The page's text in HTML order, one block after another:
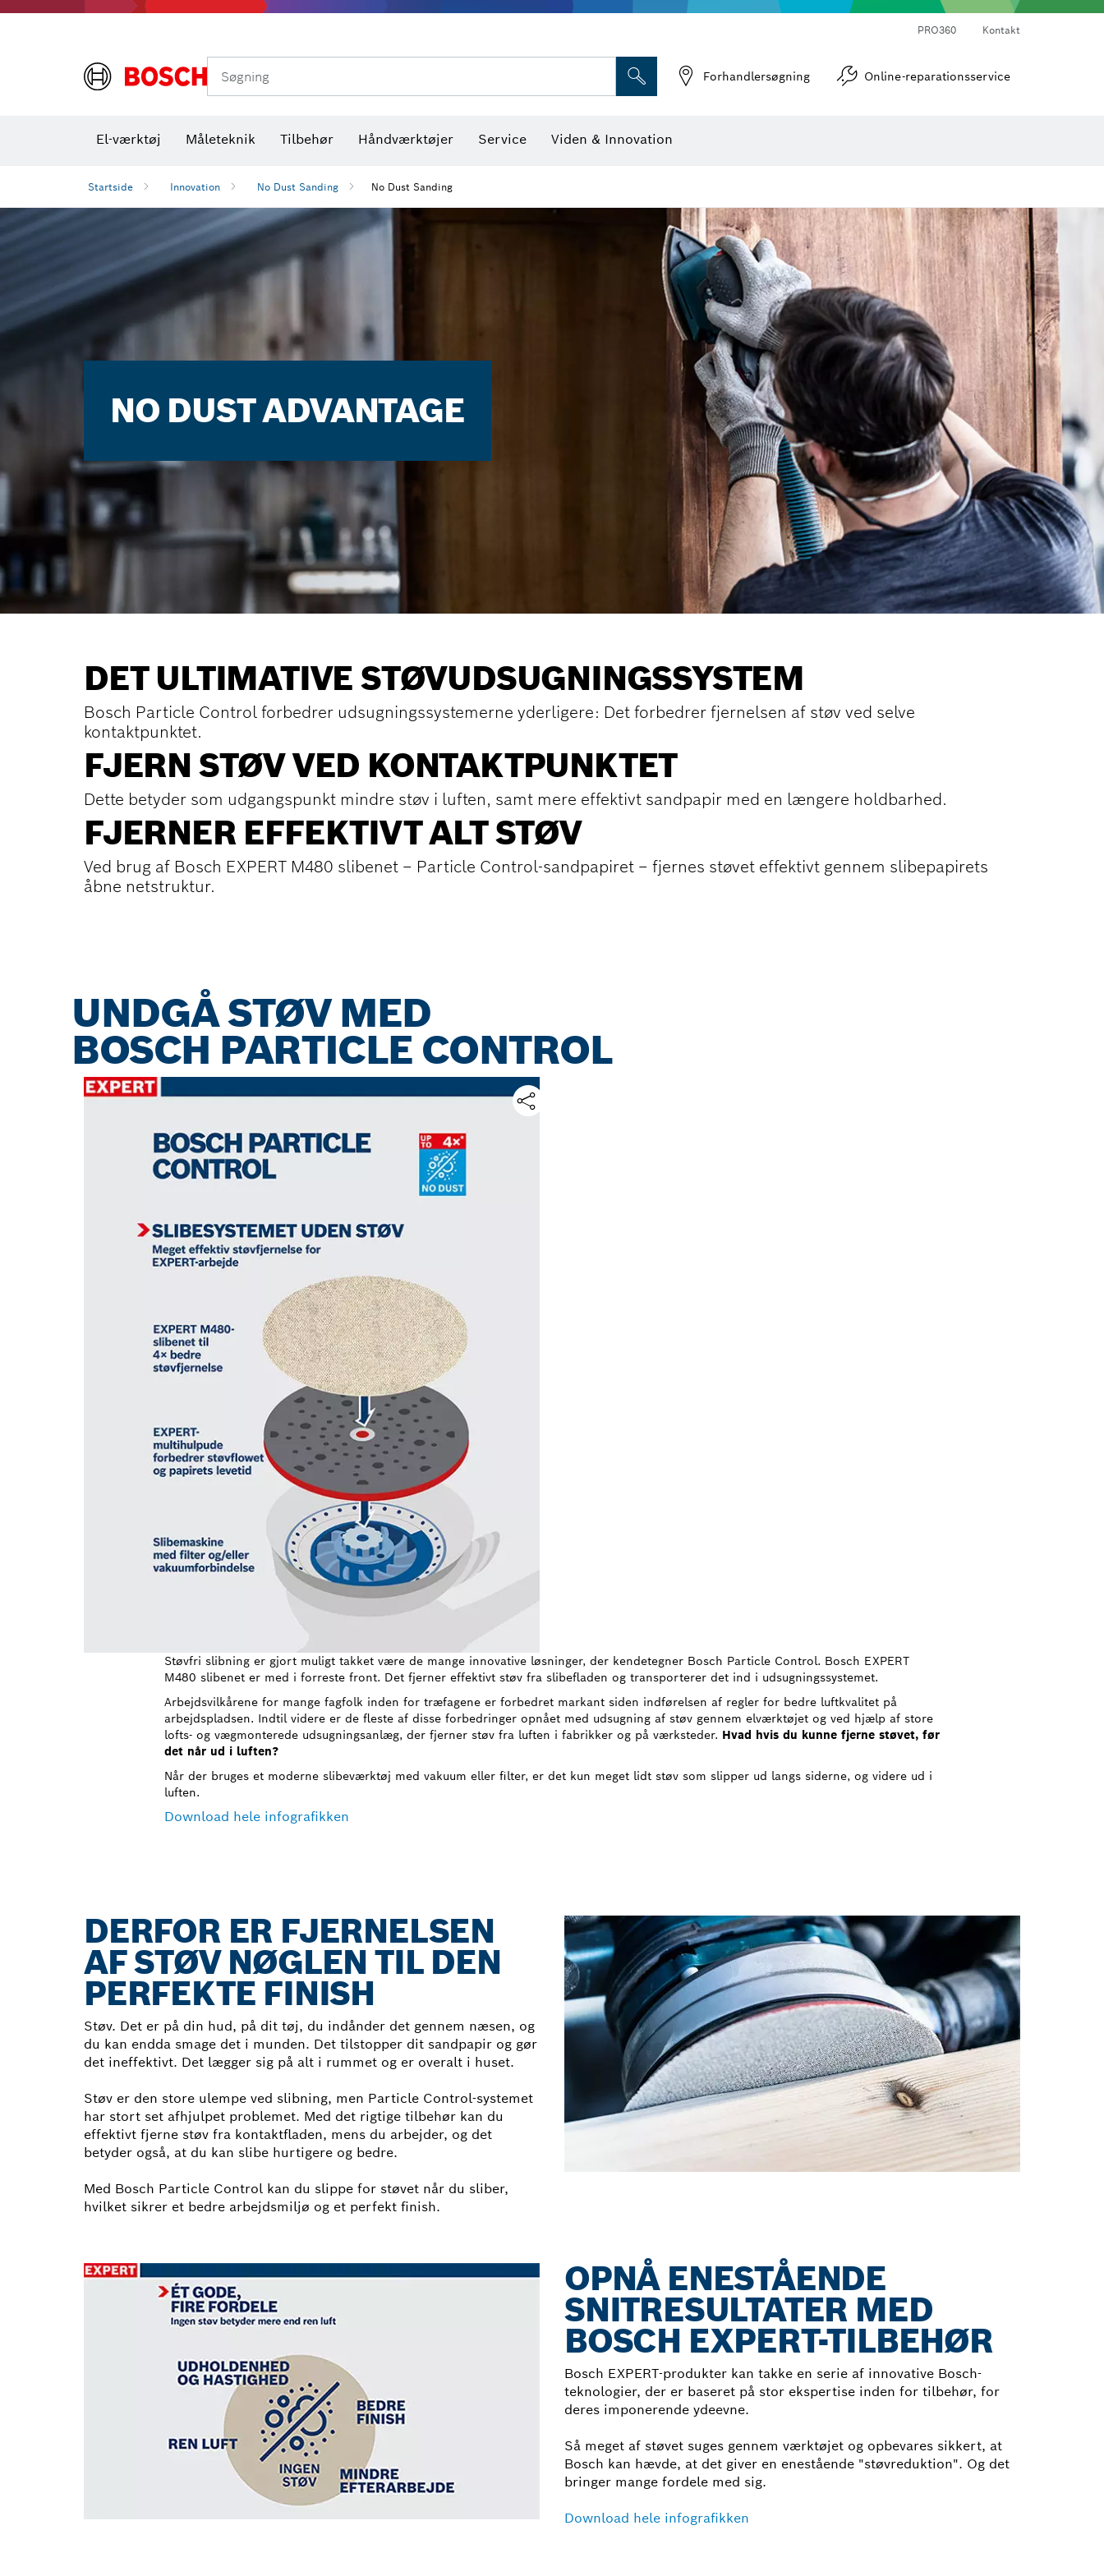
PRO360 Kontakt
Søgning Forhandlersøgning Online-reparationsservice
El-værktøj Måleteknik Tilbehør Håndværktøjer Service Viden & Innovation
Startside Innovation No Dust Sanding No Dust Sanding
NO DUST ADVANTAGE
DET ULTIMATIVE STØV­UDSUG­NINGS­SYSTEM
Bosch Particle Control forbedrer udsugningssystemerne yderligere: Det forbedrer fjernelsen af støv ved selve
kontaktpunktet.
FJERN STØV VED KONTAKTPUNKTET
Dette betyder som udgangspunkt mindre støv i luften, samt mere effektivt sandpapir med en længere holdbarhed.
FJERNER EFFEKTIVT ALT STØV
Ved brug af Bosch EXPERT M480 slibenet – Particle Control-sandpapiret – fjernes støvet effektivt gennem slibepapirets
åbne netstruktur.
UNDGÅ STØV MED
BOSCH PARTICLE CONTROL
Støvfri slibning er gjort muligt takket være de mange innovative løsninger, der kendetegner Bosch Particle Control. Bosch EXPERT
M480 slibenet er med i forreste front. Det fjerner effektivt støv fra slibefladen og transporterer det ind i udsugningssystemet.
Arbejdsvilkårene for mange fagfolk inden for træfagene er forbedret markant siden indførelsen af regler for bedre luftkvalitet på
arbejdspladsen. Indtil videre er de fleste af disse forbedringer opnået med udsugning af støv gennem elværktøjet og ved hjælp af store
lofts- og vægmonterede udsugningsanlæg, der fjerner støv fra luften i fabrikker og på værksteder. Hvad hvis du kunne fjerne støvet, før
det når ud i luften?
Når der bruges et moderne slibeværktøj med vakuum eller filter, er det kun meget lidt støv som slipper ud langs siderne, og videre ud i
luften.
Download hele infografikken
DERFOR ER FJERNELSEN
AF STØV NØGLEN TIL DEN
PERFEKTE FINISH
Støv. Det er på din hud, på dit tøj, du indånder det gennem næsen, og
du kan endda smage det i munden. Det tilstopper dit sandpapir og gør
det ineffektivt. Det lægger sig på alt i rummet og er overalt i huset.
Støv er den store ulempe ved slibning, men Particle Control-systemet
har stort set afhjulpet problemet. Med det rigtige tilbehør kan du
effektivt fjerne støv fra kontaktfladen, mens du arbejder, og det
betyder også, at du kan slibe hurtigere og bedre.
Med Bosch Particle Control kan du slippe for støvet når du sliber,
hvilket sikrer et bedre arbejdsmiljø og et perfekt finish.
OPNÅ ENESTÅENDE
SNITRESULTATER MED
BOSCH EXPERT-TILBEHØR
Bosch EXPERT-produkter kan takke en serie af innovative Bosch-
teknologier, der er baseret på stor ekspertise inden for tilbehør, for
deres imponerende ydeevne.
Så meget af støvet suges gennem værktøjet og opbevares sikkert, at
Bosch kan hævde, at det giver en enestående "støvreduktion". Og det
bringer mange fordele med sig.
Download hele infografikken